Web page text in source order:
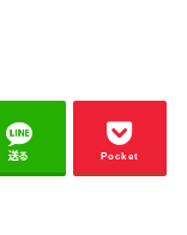
送る Pocket